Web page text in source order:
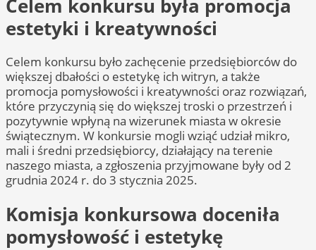
Celem konkursu była promocja
estetyki i kreatywności
Celem konkursu było zachęcenie przedsiębiorców do
większej dbałości o estetykę ich witryn, a także
promocja pomysłowości i kreatywności oraz rozwiązań,
które przyczynią się do większej troski o przestrzeń i
pozytywnie wpłyną na wizerunek miasta w okresie
świątecznym. W konkursie mogli wziąć udział mikro,
mali i średni przedsiębiorcy, działający na terenie
naszego miasta, a zgłoszenia przyjmowane były od 2
grudnia 2024 r. do 3 stycznia 2025.
Komisja konkursowa doceniła
pomysłowość i estetykę